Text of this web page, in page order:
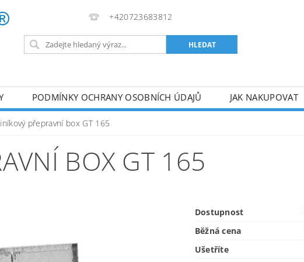
+420723683812
PODMÍNKY OCHRANY OSOBNÍCH ÚDAJŮ JAK NAKUPOVAT
AKUMULÁTOROVÉ NÁŘADÍ
RUČNÍ NÁŘADÍ AKU NÁŘADÍ STAVEBNÍ STROJE
přepravní box GT 165
BOX GT 165
Dostupnost
Běžná cena
Ušetříte